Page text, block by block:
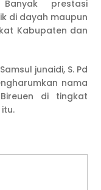
prestasi
di dayah maupun
Kabupaten dan
junaidi, S. Pd
nama
di tingkat